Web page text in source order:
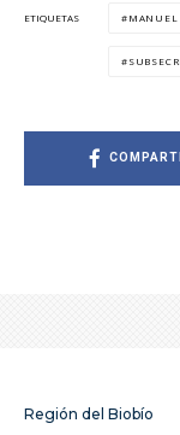
ETIQUETAS MANUEL
Región del Biobío